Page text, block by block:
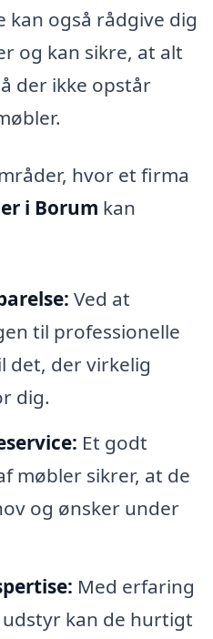
kan også rådgive dig
og kan sikre, at alt
der ikke opstår
hvor et firma
i Borum kan
Ved at
til professionelle
det, der virkelig
dig.
Et godt
møbler sikrer, at de
og ønsker under
Med erfaring
kan de hurtigt